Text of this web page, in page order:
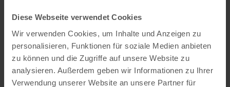
Diese Webseite verwendet Cookies
Wir verwenden Cookies, um Inhalte und Anzeigen zu
personalisieren, Funktionen für soziale Medien anbieten
zu können und die Zugriffe auf unsere Website zu
analysieren. Außerdem geben wir Informationen zu Ihrer
Verwendung unserer Website an unsere Partner für
Das könnte Sie auch